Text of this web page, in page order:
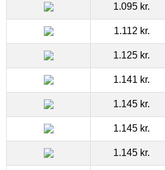
1.095 kr.
1.112 kr.
1.125 kr.
1.141 kr.
1.145 kr.
1.145 kr.
1.145 kr.